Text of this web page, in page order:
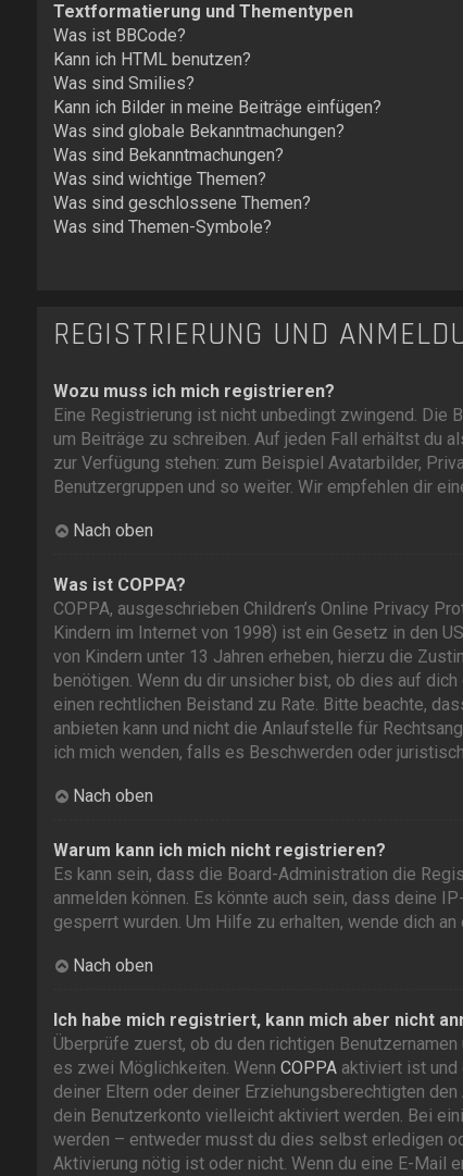
Textformatierung und Thementypen
Was ist BBCode?
Kann ich HTML benutzen?
Was sind Smilies?
Kann ich Bilder in meine Beiträge einfügen?
Was sind globale Bekanntmachungen?
Was sind Bekanntmachungen?
Was sind wichtige Themen?
Was sind geschlossene Themen?
Was sind Themen-Symbole?
REGISTRIERUNG UND
Wozu muss ich mich registrieren?
Eine Registrierung ist nicht unbedingt zwingend.
um Beiträge zu schreiben. Auf jeden Fall erhältst du
zur Verfügung stehen: zum Beispiel Avatarbilder,
Benutzergruppen und so weiter. Wir empfehlen dir
Nach oben
Was ist COPPA?
COPPA, ausgeschrieben Children’s Online Privacy
Kindern im Internet von 1998) ist ein Gesetz in den
von Kindern unter 13 Jahren erheben, hierzu die
benötigen. Wenn du dir unsicher bist, ob dies auf
einen rechtlichen Beistand zu Rate. Bitte beachte,
anbieten kann und nicht die Anlaufstelle für
ich mich wenden, falls es Beschwerden oder
Nach oben
Warum kann ich mich nicht registrieren?
Es kann sein, dass die Board-Administration die
anmelden können. Es könnte auch sein, dass deine
gesperrt wurden. Um Hilfe zu erhalten, wende dich
Nach oben
Ich habe mich registriert, kann mich aber nicht
Überprüfe zuerst, ob du den richtigen
es zwei Möglichkeiten. Wenn COPPAaktiviert ist und
deiner Eltern oder deiner Erziehungsberechtigten
dein Benutzerkonto vielleicht aktiviert werden. Bei
werden – entweder musst du dies selbst erledigen
Aktivierung nötig ist oder nicht. Wenn du eine E-Mail